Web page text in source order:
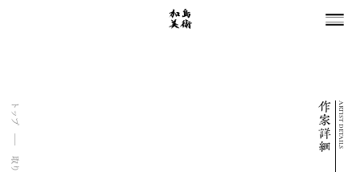
トップ ARTIST DETAILS